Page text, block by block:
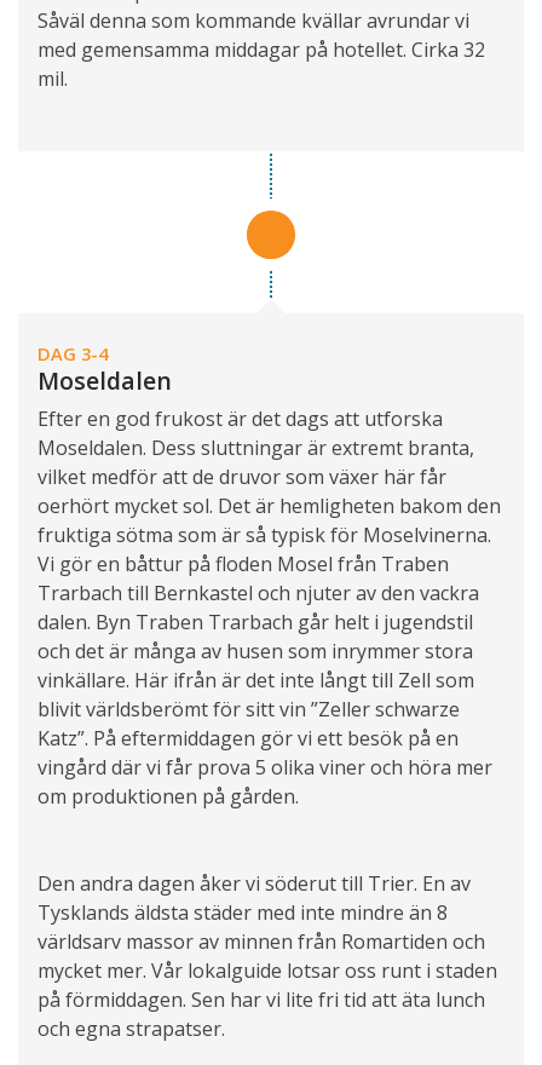
Såväl denna som kommande kvällar avrundar vi
med gemensamma middagar på hotellet. Cirka 32
mil.
DAG 3-4
Moseldalen
Efter en god frukost är det dags att utforska
Moseldalen. Dess sluttningar är extremt branta,
vilket medför att de druvor som växer här får
oerhört mycket sol. Det är hemligheten bakom den
fruktiga sötma som är så typisk för Moselvinerna.
Vi gör en båttur på floden Mosel från Traben
Trarbach till Bernkastel och njuter av den vackra
dalen. Byn Traben Trarbach går helt i jugendstil
och det är många av husen som inrymmer stora
vinkällare. Här ifrån är det inte långt till Zell som
blivit världsberömt för sitt vin ”Zeller schwarze
Katz”. På eftermiddagen gör vi ett besök på en
vingård där vi får prova 5 olika viner och höra mer
om produktionen på gården.
Den andra dagen åker vi söderut till Trier. En av
Tysklands äldsta städer med inte mindre än 8
världsarv massor av minnen från Romartiden och
mycket mer. Vår lokalguide lotsar oss runt i staden
på förmiddagen. Sen har vi lite fri tid att äta lunch
och egna strapatser.